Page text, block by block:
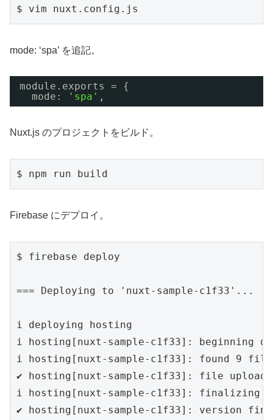
$ vim nuxt.config.js
mode: ‘spa’ を追記。
module.exports = {
mode:
'spa' ,
Nuxt.js のプロジェクトをビルド。
$ npm run build
Firebase にデプロイ。
$ firebase deploy
=== Deploying to 'nuxt-sample-c1f33'...
i deploying hosting
i hosting[nuxt-sample-c1f33]: beginning
i hosting[nuxt-sample-c1f33]: found 9
✔ hosting[nuxt-sample-c1f33]: file upload
i hosting[nuxt-sample-c1f33]: finalizing
✔ hosting[nuxt-sample-c1f33]: version